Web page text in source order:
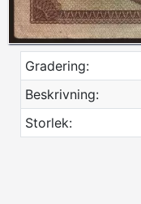
Gradering:
Beskrivning:
Storlek: